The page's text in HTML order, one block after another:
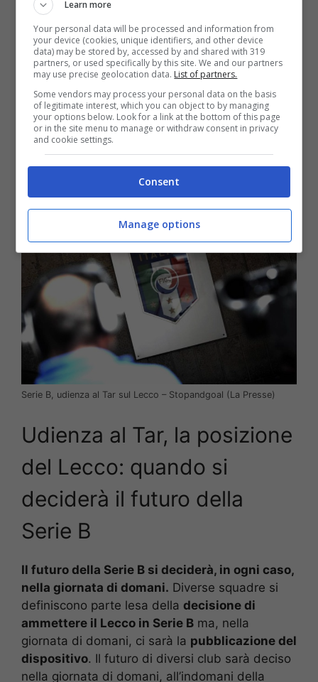
Secondo la stessa fonte, all’udienza, si sarebbe
discussa ancora una volta la tempistica sulla
quale,il presidente del Lecco, Paolo Leonardo
Di Nunno, ci sarebbe stato un ritardo sulla
presentazione dei documenti per l’impianto da
utilizzare per le gare di casa nel campionato di
Serie B del 2023/2024. La richiesta da parte di
chi ha fattoricorsoè quella dibocciare la
domanda d’iscrizione al campionato, da parte
del Lecco.
Serie B, udienza al Tar sul Lecco – Stopandgoal (La Presse)
Udienza al Tar, la posizione
del Lecco: quando si
deciderà il futuro della
Serie B
Il futuro della Serie B si deciderà, in ogni caso,
nella giornata di domani. Diverse squadre si
definiscono parte lesa della decisione di
ammettere il Lecco in Serie B ma, nella
giornata di domani, ci sarà la pubblicazione del
dispositivo. Il futuro di diversi club sarà deciso
nella giornata di domani, all’indomani della
Learn more
Your personal data will be processed and information from
your device (cookies, unique identifiers, and other device
data) may be stored by, accessed by and shared with 319
partners, or used specifically by this site. We and our partners
may use precise geolocation data. List of partners.
Some vendors may process your personal data on the basis
of legitimate interest, which you can object to by managing
your options below. Look for a link at the bottom of this page
or in the site menu to manage or withdraw consent in privacy
and cookie settings.
Consent
Manage options